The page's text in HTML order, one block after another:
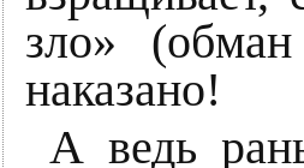
зло»
наказано!
А ведь